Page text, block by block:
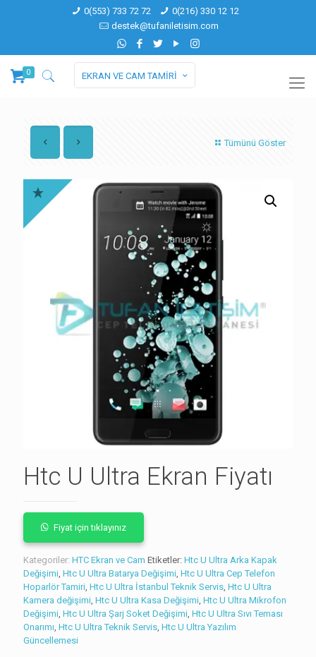
0(553) 733 72 72
0(216) 330 12 12
destek@tufaniletisim.com
0 EKRAN VE CAM TAMİRİ
Tümünü Göster
Htc U Ultra Ekran Fiyatı
Fiyat için tıklayınız
Kategoriler: HTC Ekran ve Cam Etiketler: Htc U Ultra Arka Kapak
Değişimi, Htc U Ultra Batarya Değişimi, Htc U Ultra Cep Telefon
Hoparlör Tamiri, Htc U Ultra İstanbul Teknik Servis, Htc U Ultra
Kamera değişimi, Htc U Ultra Kasa Değişimi, Htc U Ultra Mikrofon
Değişimi, Htc U Ultra Şarj Soket Değişimi, Htc U Ultra Sıvı Teması
Onarımı, Htc U Ultra Teknik Servis, Htc U Ultra Yazılım
Güncellemesi